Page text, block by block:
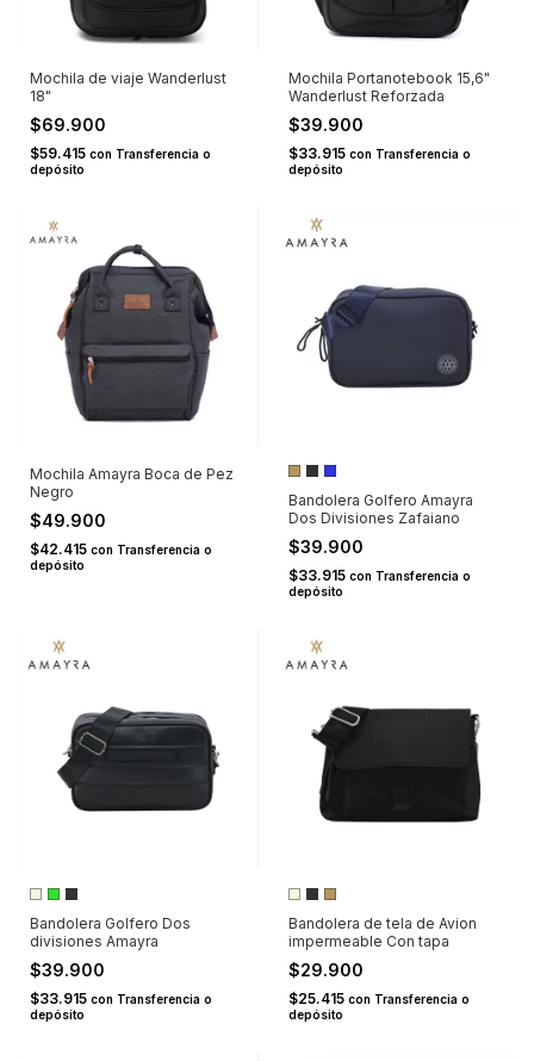
Mochila de viaje Wanderlust
18"
$69.900
$59.415 con Transferencia o
depósito
Mochila Portanotebook 15,6"
Wanderlust Reforzada
$39.900
$33.915 con Transferencia o
depósito
Mochila Amayra Boca de Pez
Negro
$49.900
$42.415 con Transferencia o
depósito
Bandolera Golfero Amayra
Dos Divisiones Zafaiano
$39.900
$33.915 con Transferencia o
depósito
Bandolera Golfero Dos
divisiones Amayra
$39.900
$33.915 con Transferencia o
depósito
Bandolera de tela de Avion
impermeable Con tapa
$29.900
$25.415 con Transferencia o
depósito